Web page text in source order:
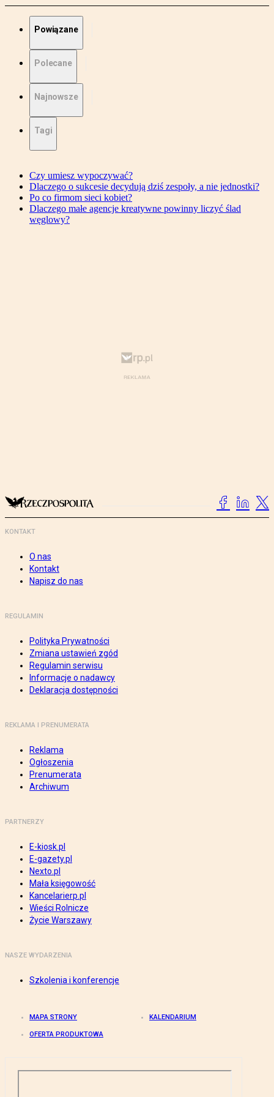
Powiązane
Polecane
Najnowsze
Tagi
Czy umiesz wypoczywać?
Dlaczego o sukcesie decydują dziś zespoły, a nie jednostki?
Po co firmom sieci kobiet?
Dlaczego małe agencje kreatywne powinny liczyć ślad
węglowy?
KONTAKT
O nas
Kontakt
Napisz do nas
REGULAMIN
Polityka Prywatności
Zmiana ustawień zgód
Regulamin serwisu
Informacje o nadawcy
Deklaracja dostępności
REKLAMA I PRENUMERATA
Reklama
Ogłoszenia
Prenumerata
Archiwum
PARTNERZY
E-kiosk.pl
E-gazety.pl
Nexto.pl
Mała księgowość
Kancelarierp.pl
Wieści Rolnicze
Życie Warszawy
NASZE WYDARZENIA
Szkolenia i konferencje
MAPA STRONY KALENDARIUM
OFERTA PRODUKTOWA